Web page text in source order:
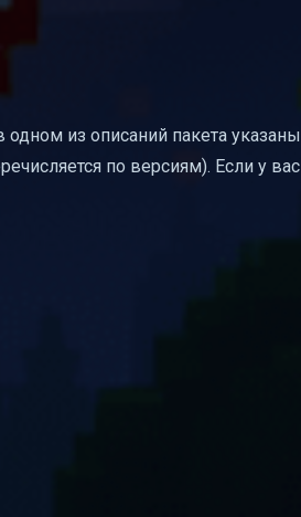
из описаний пакета указаны
по версиям). Если у вас